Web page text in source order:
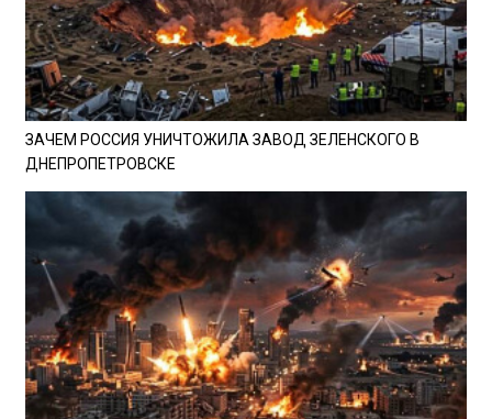
ЗАЧЕМ РОССИЯ УНИЧТОЖИЛА ЗАВОД ЗЕЛЕНСКОГО В
ДНЕПРОПЕТРОВСКЕ